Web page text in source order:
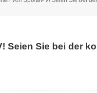
Seien Sie bei der